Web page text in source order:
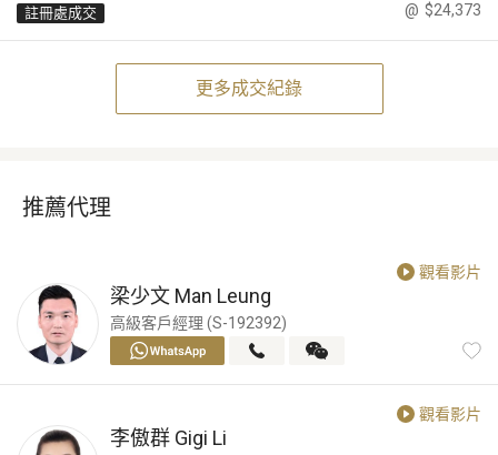
@ $24,373
註冊處成交
更多成交紀錄
推薦代理
觀看影片
梁少文 Man Leung
高級客戶經理 (S-192392)
觀看影片
李傲群 Gigi Li